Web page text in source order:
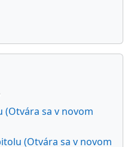
(Otvára sa v novom
(Otvára sa v novom